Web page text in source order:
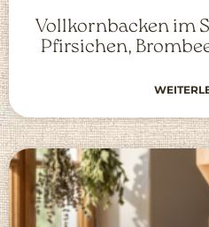
Vollkornbacken im
Pfirsichen,